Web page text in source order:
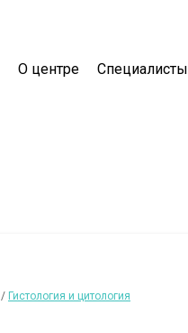
О центре Специалисты
/ Гистология и цитология